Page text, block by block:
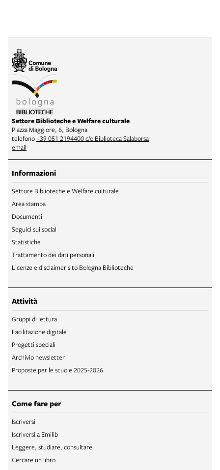
Settore Biblioteche e Welfare culturale
Piazza Maggiore, 6, Bologna
telefono+39 051 2194400 c/o Biblioteca Salaborsa
email
Informazioni
Settore Biblioteche e Welfare culturale
Area stampa
Documenti
Seguici sui social
Statistiche
Trattamento dei dati personali
Licenze e disclaimer sito Bologna Biblioteche
Attività
Gruppi di lettura
Facilitazione digitale
Progetti speciali
Archivio newsletter
Proposte per le scuole 2025-2026
Come fare per
Iscriversi
Iscriversi a Emilib
Leggere, studiare, consultare
Cercare un libro